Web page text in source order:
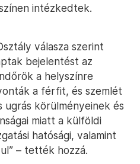
intézkedtek.
válasza szerint
bejelentést az
a helyszínre
a férfit, és szemlét
körülményeinek és
miatt a külföldi
hatósági, valamint
– tették hozzá.